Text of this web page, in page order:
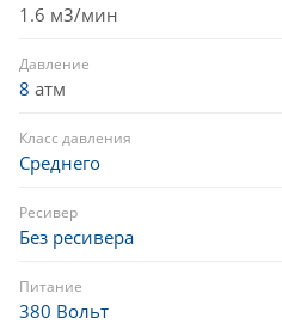
1.6 м3/мин
Давление
8 атм
Класс давления
Среднего
Ресивер
Без ресивера
Питание
380 Вольт